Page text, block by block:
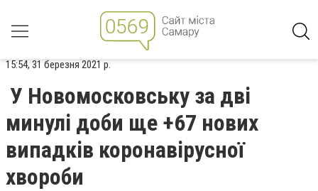
15:54, 31 березня 2021 р.
У Новомосковську за дві
минулі доби ще +67 нових
випадків коронавірусної
хвороби